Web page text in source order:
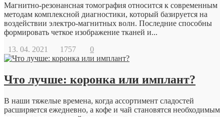
Магнитно-резонансная томография относится к современным
методам комплексной диагностики, который базируется на
воздействии электро-магнитных волн. Последние способны
формировать четкое изображение тканей и...
13. 04. 2021
1757 0
Что лучше: коронка или имплант?
В наши тяжелые времена, когда ассортимент сладостей
расширяется ежедневно, а кофе и чай становятся необходимым